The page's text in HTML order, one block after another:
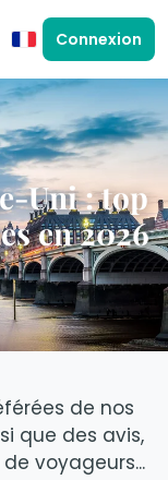
FrançaisConnexion
Uni : top
en 2026
de nos
que des avis,
voyageurs...